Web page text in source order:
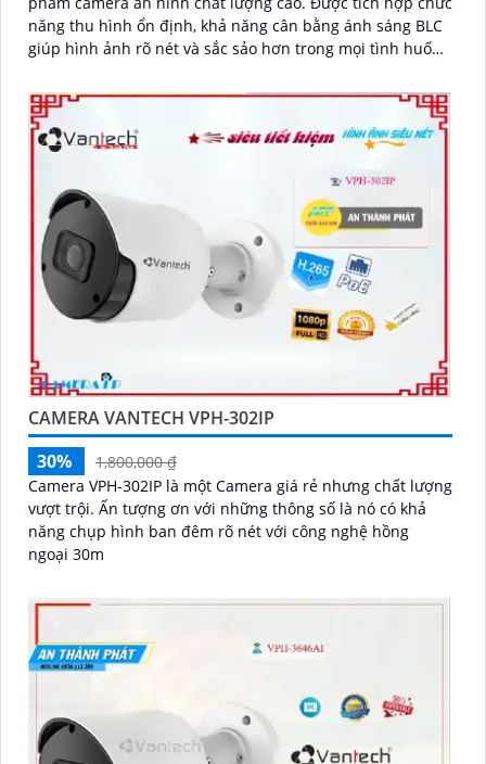
năng thu hình ổn định, khả năng cân bằng ánh sáng BLC
giúp hình ảnh rõ nét và sắc sảo hơn trong mọi tình huống
CAMERA VANTECH VPH-302IP
30%
1,800,000 ₫
Camera VPH-302IP là một Camera giá rẻ nhưng chất lượng
vượt trội. Ấn tượng ơn với những thông số là nó có khả
năng chụp hình ban đêm rõ nét với công nghệ hồng
ngoại 30m